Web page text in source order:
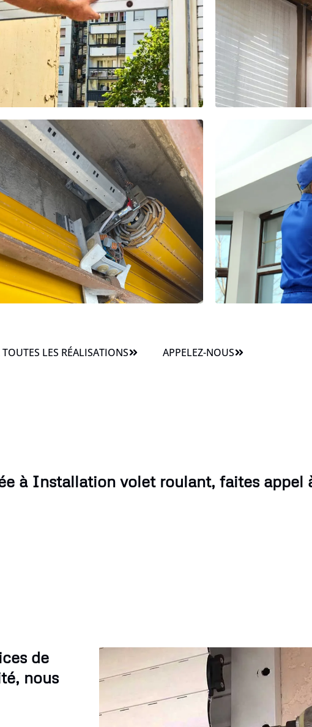
LES RÉALISATIONS APPELEZ-NOUS
à Installation volet roulant, faites appel
de
nous